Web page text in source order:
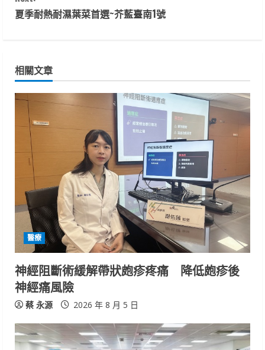
n
i
n
u
e
R
a
i
n
g
夏季耐熱耐濕葉菜首選~芥藍臺南1號
相關文章
醫療
神經阻斷術緩解帶狀皰疹疼痛 降低皰疹後
神經痛風險
蔡 永源 2026 年 8 月 5 日